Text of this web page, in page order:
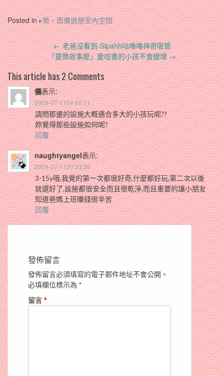
Posted in▸樂‧雨備遊憩室內空間
Post
navigation
←老爸沒看到-Sipahh咕嚕嚕神奇吸管
「童樂故事屋」愛唸書的小孩不會變壞→
This article has 2 Comments
儀表示:
2009-07-1104:56:11
請問那邊的設施大概適合多大的小孩玩呢??
妳覺得那些設施如何呢?
回覆
naughtyangel表示:
2009-07-1120:33:38
3-15y哦,我覺的第一次都很好奇,什麼都好玩,第二次以後
就還好了,設施都很安全而且很乾淨,而且重要的讓小朋友
知道爸媽上班賺錢很辛苦
回覆
發佈留言
發佈留言必須填寫的電子郵件地址不會公開。
必填欄位標示為 *
留言 *